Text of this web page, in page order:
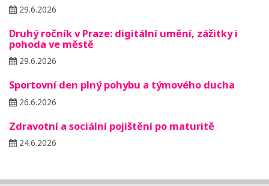
29.6.2026
Druhý ročník v Praze: digitální umění, zážitky i
pohoda ve městě
29.6.2026
Sportovní den plný pohybu a týmového ducha
26.6.2026
Zdravotní a sociální pojištění po maturitě
24.6.2026